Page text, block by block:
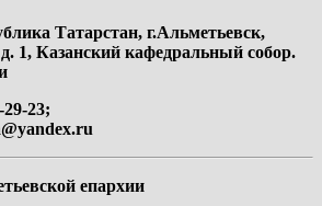
Татарстан, г.Альметьевск,
1, Казанский кафедральный собор.
23;
епархии